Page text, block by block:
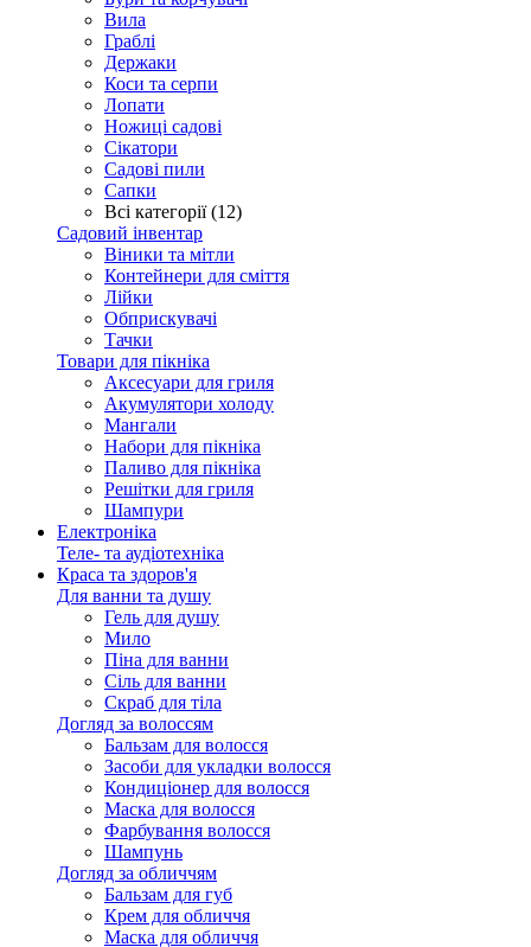
Вила
Граблі
Держаки
Коси та серпи
Лопати
Ножиці садові
Сікатори
Садові пили
Сапки
Всі категорії (12)
Садовий інвентар
Віники та мітли
Контейнери для сміття
Лійки
Обприскувачі
Тачки
Товари для пікніка
Аксесуари для гриля
Акумулятори холоду
Мангали
Набори для пікніка
Паливо для пікніка
Решітки для гриля
Шампури
Електроніка
Теле- та аудіотехніка
Краса та здоров'я
Для ванни та душу
Гель для душу
Мило
Піна для ванни
Сіль для ванни
Скраб для тіла
Догляд за волоссям
Бальзам для волосся
Засоби для укладки волосся
Кондиціонер для волосся
Маска для волосся
Фарбування волосся
Шампунь
Догляд за обличчям
Бальзам для губ
Крем для обличчя
Маска для обличчя